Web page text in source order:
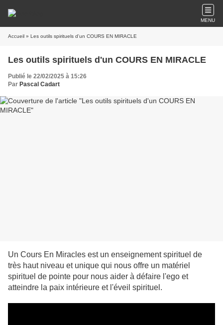
MENU
Accueil » Les outils spirituels d'un COURS EN MIRACLE
Les outils spirituels d'un COURS EN MIRACLE
Publié le 22/02/2025 à 15:26
Par Pascal Cadart
Un Cours En Miracles est un enseignement spirituel de
très haut niveau et unique qui nous offre un matériel
spirituel de pointe pour nous aider à défaire l'ego et
atteindre la paix intérieure et l'éveil spirituel.